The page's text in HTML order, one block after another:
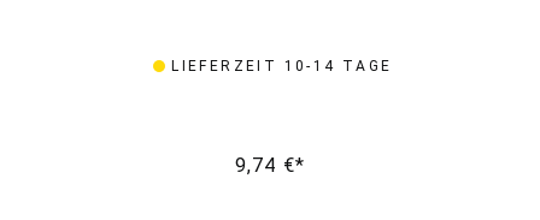
LIEFERZEIT 10-14 TAGE
9,74 €*